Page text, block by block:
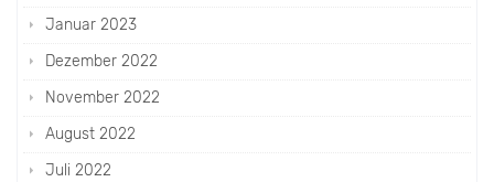
Januar 2023
Dezember 2022
November 2022
August 2022
Juli 2022